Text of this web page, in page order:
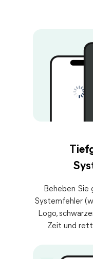
Beheben Sie
Systemfehler
Logo,
Zeit und